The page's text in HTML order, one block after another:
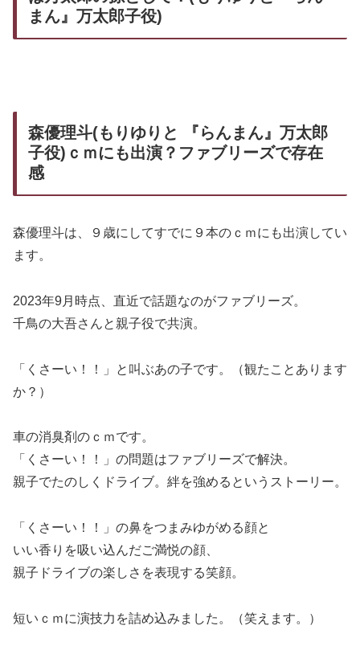
まん』万太郎子役)
森優理斗(もりゆりと 『らんまん』万太郎
子役)ｃｍにも出演？ファブリーズで存在
感
森優理斗は、９歳にしてすでに９本のｃｍにも出演してい
ます。
2023年9月時点、直近で話題なのがファブリーズ。
千鳥の大吾さんと親子役で共演。
「くさーい！！」と叫ぶあの子です。（観たことあります
か？）
車の消臭剤のｃｍです。
「くさーい！！」の問題はファブリーズで解決。
親子でたのしくドライブ。絆を強めるというストーリー。
「くさーい！！」の鼻をつまみゆがめる顔と
いい香りを吸い込んだご満悦の顔、
親子ドライブの楽しさを表現する笑顔。
短いｃｍに演技力を詰め込みました。（笑えます。）